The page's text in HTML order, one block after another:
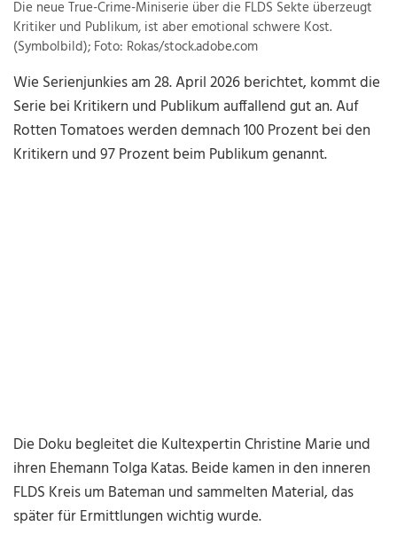
Die neue True-Crime-Miniserie über die FLDS Sekte überzeugt
Kritiker und Publikum, ist aber emotional schwere Kost.
(Symbolbild); Foto: Rokas/stock.adobe.com
Wie Serienjunkies am 28. April 2026 berichtet, kommt die
Serie bei Kritikern und Publikum auffallend gut an. Auf
Rotten Tomatoes werden demnach 100 Prozent bei den
Kritikern und 97 Prozent beim Publikum genannt.
Die Doku begleitet die Kultexpertin Christine Marie und
ihren Ehemann Tolga Katas. Beide kamen in den inneren
FLDS Kreis um Bateman und sammelten Material, das
später für Ermittlungen wichtig wurde.